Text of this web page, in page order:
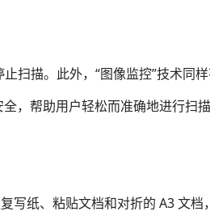
扫描。此外，“图像监控”技术同样
，帮助用户轻松而准确地进行扫描
写纸、粘贴文档和对折的 A3 文